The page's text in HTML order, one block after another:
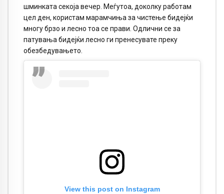
шминката секоја вечер. Меѓутоа, доколку работам
цел ден, користам марамчиња за чистење бидејќи
многу брзо и лесно тоа се прави. Одлични се за
патувања бидејќи лесно ги пренесувате преку
обезбедувањето.
View this post on Instagram